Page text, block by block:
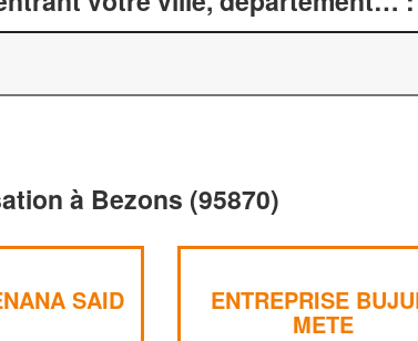
à Bezons (95870)
SAID ENTREPRISE
METE